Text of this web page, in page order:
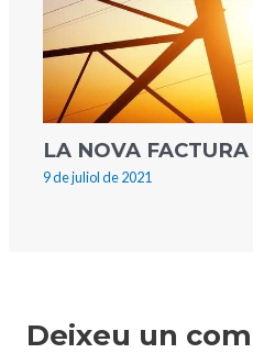
LA NOVA
9 de juliol de 2021
Deixeu un